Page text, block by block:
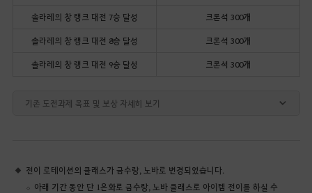
솔라레의 창 랭크 대전 7승 달성 크론석 300개
솔라레의 창 랭크 대전 8승 달성 크론석 300개
솔라레의 창 랭크 대전 9승 달성 크론석 300개
기존 도전과제 목표 및 보상 자세히 보기
전이 로테이션의 클래스가 금수랑, 노바로 변경되었습니다.
아래 기간 동안 단 1은화로 금수랑, 노바 클래스로 아이템 전이를 하실 수